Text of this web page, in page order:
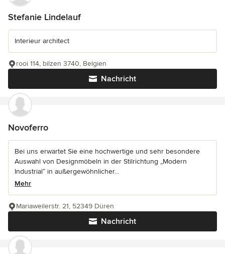
Stefanie Lindelauf
Interieur architect
Nachricht
rooi 114, bilzen 3740, Belgien
Novoferro
Bei uns erwartet Sie eine hochwertige und sehr besondere
Auswahl von Designmöbeln in der Stilrichtung „Modern
Industrial“ in außergewöhnlicher...
Mehr
Nachricht
Mariaweilerstr. 21, 52349 Düren